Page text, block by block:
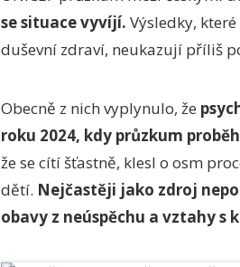
se situace vyvíjí. Výsledky,
duševní zdraví, neukazují příliš
Obecně z nich vyplynulo, že
roku 2024, kdy průzkum
že se cítí šťastně, klesl o osm
dětí. Nejčastěji jako zdroj
obavy z neúspěchu a vztahy s